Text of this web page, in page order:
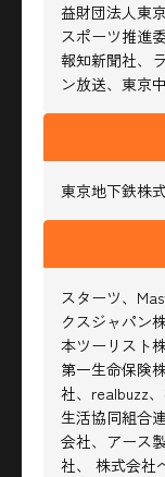
益財団法人東
スポーツ推進
報知新聞社、
ン放送、東京
東京地下鉄株
スターツ、
クスジャパン
本ツーリスト
第一生命保険
社、realbuzz
生活協同組合連
会社、アース
社、
株式会社